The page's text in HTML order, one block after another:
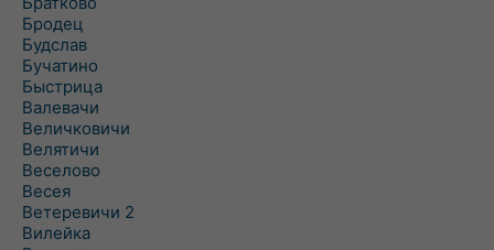
Бродец
Будслав
Бучатино
Быстрица
Валевачи
Величковичи
Велятичи
Веселово
Весея
Ветеревичи 2
Вилейка